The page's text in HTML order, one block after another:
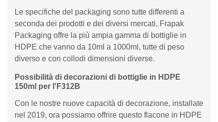
Le specifiche del packaging sono tutte differenti a
seconda dei prodotti e dei diversi mercati, Frapak
Packaging offre la più ampia gamma di bottiglie in
HDPE che vanno da 10ml a 1000ml, tutte di peso
diverso e con collodi dimensioni diverse.
Possibilità di decorazioni di bottiglie in HDPE
150ml per l'F312B
Con le nostre nuove capacità di decorazione, installate
nel 2019, ora possiamo offrire questo flacone in HDPE